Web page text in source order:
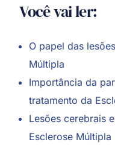
Você vai ler:
O papel das
Múltipla
Importância da
tratamento da
Lesões cerebrais
Esclerose Múltipla